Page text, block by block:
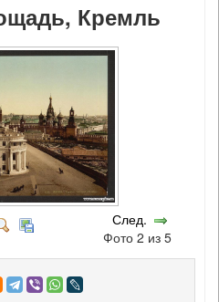
Кремль
След.
Фото 2 из 5